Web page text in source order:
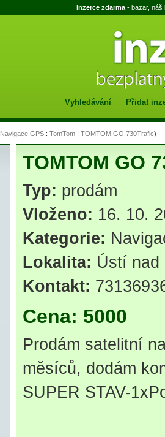
Inzerce zdarma - bazar, náš
Vyhledávání Přidat
Navigace GPS : TomTom : TOMTOM GO 730Trafic)
TOMTOM GO
Typ: prodám
Vloženo: 16. 10.
Kategorie:
Lokalita: Ústí nad
Kontakt:
Cena: 5000
Prodám satelitní
měsíců, dodám
SUPER STAV-